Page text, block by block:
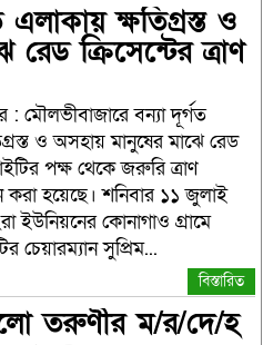
ক্ষতিগ্রস্ত ও
ক্রিসেন্টের ত্রাণ
: মৌলভীবাজারে বন্যা দূর্গত
ও অসহায় মানুষের মাঝে রেড
পক্ষ থেকে জরুরি ত্রাণ
করা হয়েছে। শনিবার ১১ জুলাই
ইউনিয়নের কোনাগাও গ্রামে
চেয়ারম্যান সুপ্রিম...
বিস্তারিত
তরুণীর ম/র/দে/হ